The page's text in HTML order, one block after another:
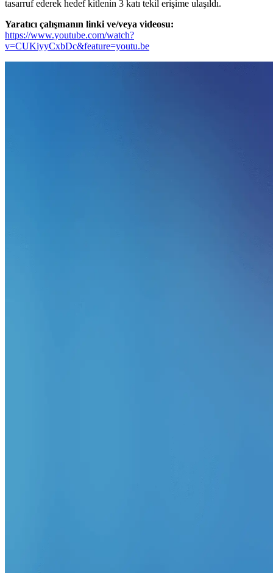
tasarruf ederek hedef kitlenin 3 katı tekil erişime ulaşıldı.
Yaratıcı çalışmanın linki ve/veya videosu:
https://www.youtube.com/watch?
v=CUKiyyCxbDc&feature=youtu.be